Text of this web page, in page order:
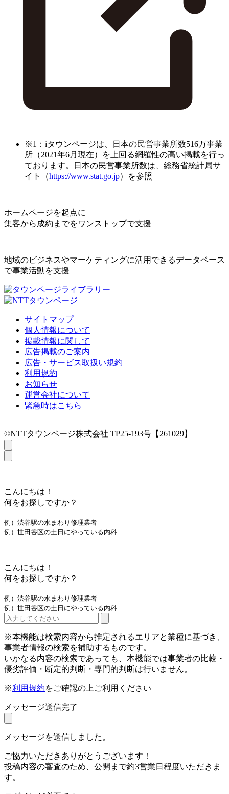
※1：iタウンページは、日本の民営事業所数516万事業
所（2021年6月現在）を上回る網羅性の高い掲載を行っ
ております。日本の民営事業所数は、総務省統計局サ
イト（https://www.stat.go.jp）を参照
ホームページを起点に
集客から成約までをワンストップで支援
地域のビジネスやマーケティングに活用できるデータベース
で事業活動を支援
サイトマップ
個人情報について
掲載情報に関して
広告掲載のご案内
広告・サービス取扱い規約
利用規約
お知らせ
運営会社について
緊急時はこちら
©NTTタウンページ株式会社 TP25-193号【261029】
こんにちは！
何をお探しですか？
例）渋谷駅の水まわり修理業者
例）世田谷区の土日にやっている内科
こんにちは！
何をお探しですか？
例）渋谷駅の水まわり修理業者
例）世田谷区の土日にやっている内科
※本機能は検索内容から推定されるエリアと業種に基づき、
事業者情報の検索を補助するものです。
いかなる内容の検索であっても、本機能では事業者の比較・
優劣評価・断定的判断・専門的判断は行いません。
※利用規約をご確認の上ご利用ください
メッセージ送信完了
メッセージを送信しました。
ご協力いただきありがとうございます！
投稿内容の審査のため、公開まで約3営業日程度いただきま
す。